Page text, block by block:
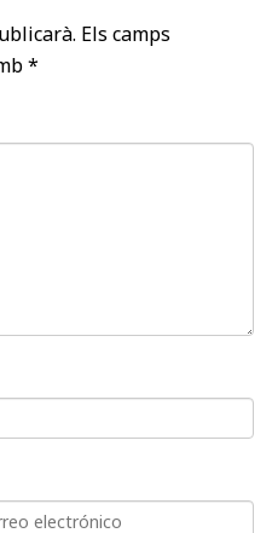
Els camps
*